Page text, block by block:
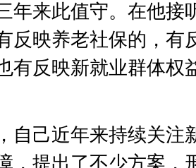
年来此值守。在他接
反映养老社保的，有
有反映新就业群体权
己近年来持续关注
，提出了不少方案，